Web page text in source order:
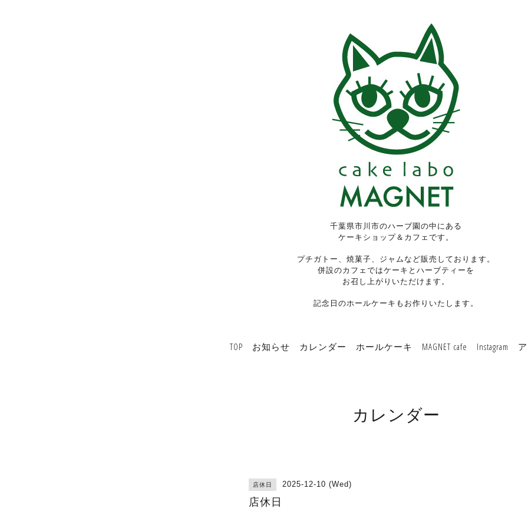
千葉県市川市のハーブ園の中にある
ケーキショップ＆カフェです。
プチガトー、焼菓子、ジャムなど販売しております。
併設のカフェではケーキとハーブティーを
お召し上がりいただけます。
記念日のホールケーキもお作りいたします。
TOP お知らせ カレンダー ホールケーキ MAGNET cafe Instagram
カレンダー
店休日 2025-12-10 (Wed)
店休日